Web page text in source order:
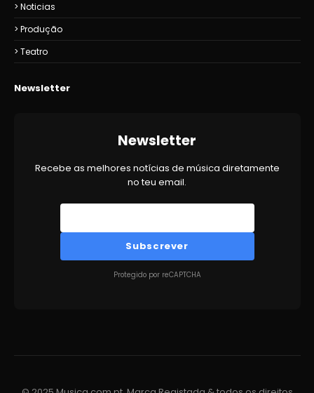
Noticias
Produção
Teatro
Newsletter
Newsletter
Recebe as melhores notícias de música diretamente
no teu email.
Subscrever
Protegido por reCAPTCHA